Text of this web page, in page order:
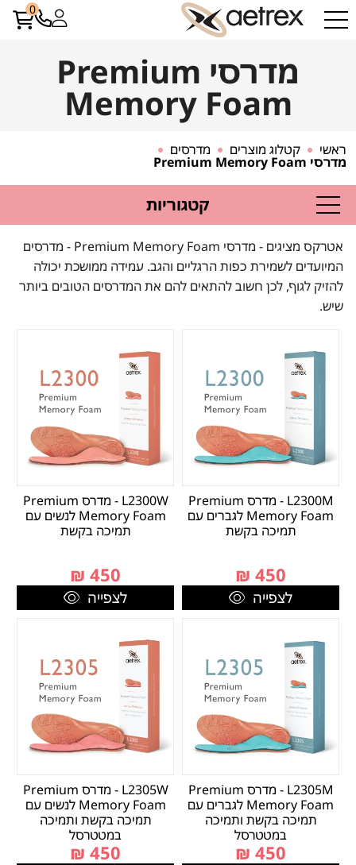
0
מדרסי Premium
Memory Foam
ראשי קטלוג מוצרים מדרסים
מדרסי Premium Memory Foam
קטגוריות
אטרקס מציגים - מדרסי Premium Memory Foam - מדרסים
המיועדים לשמירת כפות הרגליים והגב. עמידה ממושכת יכולה
להזיק לגוף, לכן חשוב להתאים להם את המדרסים הטובים ביותר
שיש.
L2300M - מדרס Premium
Memory Foam לגברים עם
תמיכה בקשת
450
₪
לצפייה
L2300W - מדרס Premium
Memory Foam לנשים עם
תמיכה בקשת
450
₪
לצפייה
L2305M - מדרס Premium
Memory Foam לגברים עם
תמיכה בקשת ותמיכה
במטטרסל
450
₪
L2305W - מדרס Premium
Memory Foam לנשים עם
תמיכה בקשת ותמיכה
במטטרסל
450
₪